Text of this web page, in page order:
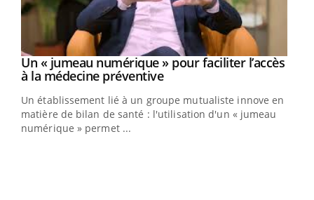
Youtube
Un « jumeau numérique » pour faciliter l’accès
à la médecine préventiveYoutube
Un établissement lié à un groupe mutualiste innove en
matière de bilan de santé : l'utilisation d'un « jumeau
numérique » permet ...